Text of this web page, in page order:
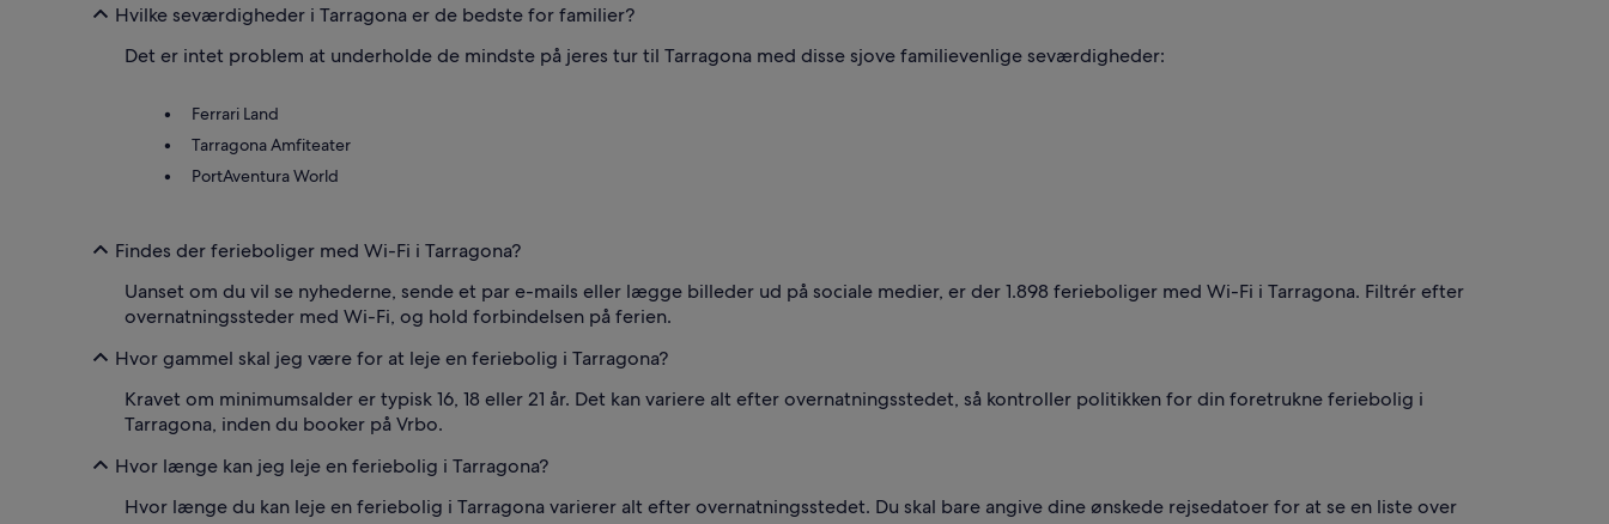
Hvilke seværdigheder i Tarragona er de bedste for familier?
Det er intet problem at underholde de mindste på jeres tur til Tarragona med disse sjove familievenlige seværdigheder:
Ferrari Land
Tarragona Amfiteater
PortAventura World
Findes der ferieboliger med Wi-Fi i Tarragona?
Uanset om du vil se nyhederne, sende et par e-mails eller lægge billeder ud på sociale medier, er der 1.898 ferieboliger med Wi-Fi i Tarragona. Filtrér efter
overnatningssteder med Wi-Fi, og hold forbindelsen på ferien.
Hvor gammel skal jeg være for at leje en feriebolig i Tarragona?
Kravet om minimumsalder er typisk 16, 18 eller 21 år. Det kan variere alt efter overnatningsstedet, så kontroller politikken for din foretrukne feriebolig i
Tarragona, inden du booker på Vrbo.
Hvor længe kan jeg leje en feriebolig i Tarragona?
Hvor længe du kan leje en feriebolig i Tarragona varierer alt efter overnatningsstedet. Du skal bare angive dine ønskede rejsedatoer for at se en liste over